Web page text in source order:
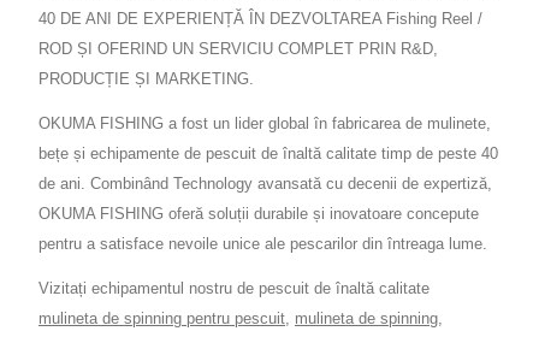
40 DE ANI DE EXPERIENȚĂ ÎN DEZVOLTAREA Fishing Reel /
ROD ȘI OFERIND UN SERVICIU COMPLET PRIN R&D,
PRODUCȚIE ȘI MARKETING.
OKUMA FISHING a fost un lider global în fabricarea de mulinete,
bețe și echipamente de pescuit de înaltă calitate timp de peste 40
de ani. Combinând Technology avansată cu decenii de expertiză,
OKUMA FISHING oferă soluții durabile și inovatoare concepute
pentru a satisface nevoile unice ale pescarilor din întreaga lume.
Vizitați echipamentul nostru de pescuit de înaltă calitate
mulineta de spinning pentru pescuit, mulineta de spinning,